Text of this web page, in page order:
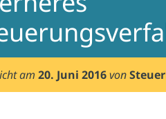
am20. Juni 2016 von